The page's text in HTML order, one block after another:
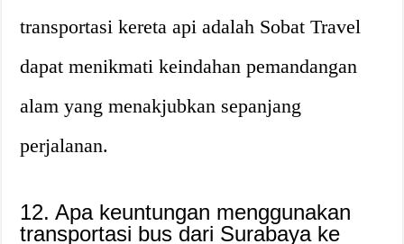
transportasi kereta api adalah Sobat Travel
dapat menikmati keindahan pemandangan
alam yang menakjubkan sepanjang
perjalanan.
12. Apa keuntungan menggunakan
transportasi bus dari Surabaya ke